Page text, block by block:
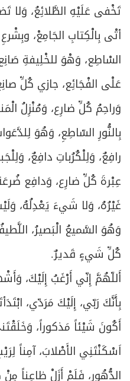
تَخْفى عَلَيْهِ الطَّلائِعُ، وَلا
أتْى بِالْكِتابِ الجَامِعْ، وبِشْرعِ
السْاطِع، وَهْوَ للخْلِيفةِ
عَلْى الفْجَائِع، جازي كُلِّ
وَراحِمُ كُلِّ ضارِع، وَمُنْزِلُ
بِالنُّورِ السّاطِعِ، وَهُوَ
رافِعٌ، وَلِلْكُرُباتِ دافِعٌ،
عِبْرةَ كُلِّ ضارِع، وَدافِع
غَيْرُهُ، وَلا شَيءَ يَعْدِلُهُ،
وَهُوَ السَّميعُ الْبَصيرُ،
كُلِّ شَيءٍ قَديرٌ.
أَللّهُمَّ إِنّي أَرْغَبُ إِلَيْكَ،
بِأَنَّكَ رَبّي، إِلَيْكَ مَرَدّي،
أَكُونَ شَيْئاً مَذكوراً،
اَسْكَنْتَنِي الأَصْلابَ، آمِناً
الدُّهُورِ، فَلَمْ أَزَلْ ظاعِناً